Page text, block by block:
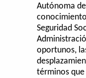
Autónoma
Seguridad
oportunos,
términos